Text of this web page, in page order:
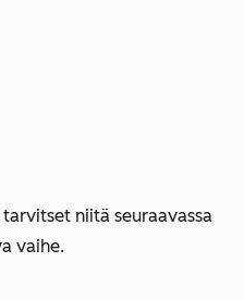
niitä seuraavassa
vaihe.